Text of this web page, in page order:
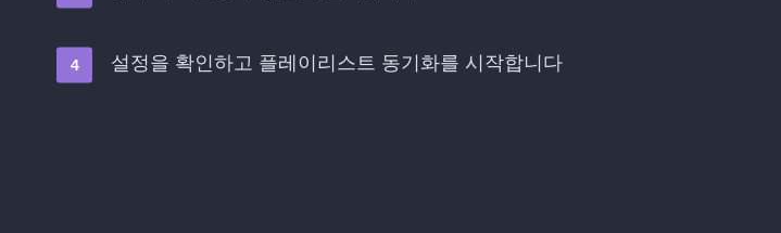
설정을 확인하고 플레이리스트 동기화를 시작합니다